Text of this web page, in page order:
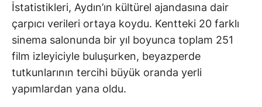
İstatistikleri, Aydın’ın kültürel ajandasına dair
çarpıcı verileri ortaya koydu. Kentteki 20 farklı
sinema salonunda bir yıl boyunca toplam 251
film izleyiciyle buluşurken, beyazperde
tutkunlarının tercihi büyük oranda yerli
yapımlardan yana oldu.